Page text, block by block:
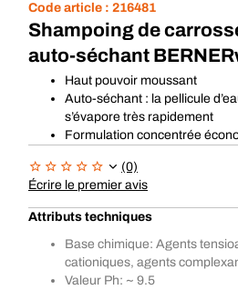
Code article : 216481
Shampoing de
auto-séchant
Haut pouvoir moussant
Auto-séchant : la pellicule
s’évapore très rapidement
Formulation concentrée
(0)
Écrire le premier avis
Attributs techniques
Base chimique: Agents
cationiques, agents
Valeur Ph: ~ 9.5